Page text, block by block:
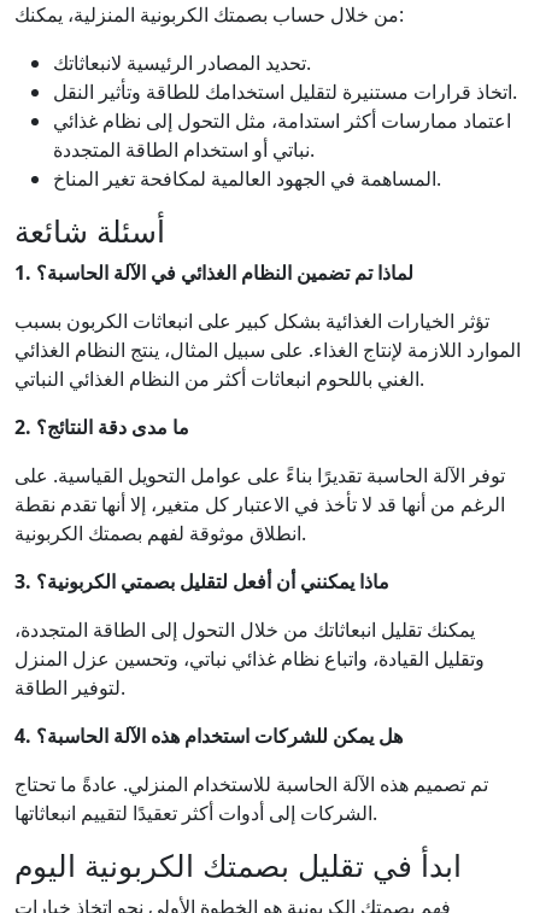
من خلال حساب بصمتك الكربونية المنزلية، يمكنك:
تحديد المصادر الرئيسية لانبعاثاتك.
اتخاذ قرارات مستنيرة لتقليل استخدامك للطاقة وتأثير النقل.
اعتماد ممارسات أكثر استدامة، مثل التحول إلى نظام غذائي
نباتي أو استخدام الطاقة المتجددة.
المساهمة في الجهود العالمية لمكافحة تغير المناخ.
أسئلة شائعة
1. لماذا تم تضمين النظام الغذائي في الآلة الحاسبة؟
تؤثر الخيارات الغذائية بشكل كبير على انبعاثات الكربون بسبب
الموارد اللازمة لإنتاج الغذاء. على سبيل المثال، ينتج النظام الغذائي
الغني باللحوم انبعاثات أكثر من النظام الغذائي النباتي.
2. ما مدى دقة النتائج؟
توفر الآلة الحاسبة تقديرًا بناءً على عوامل التحويل القياسية. على
الرغم من أنها قد لا تأخذ في الاعتبار كل متغير، إلا أنها تقدم نقطة
انطلاق موثوقة لفهم بصمتك الكربونية.
3. ماذا يمكنني أن أفعل لتقليل بصمتي الكربونية؟
يمكنك تقليل انبعاثاتك من خلال التحول إلى الطاقة المتجددة،
وتقليل القيادة، واتباع نظام غذائي نباتي، وتحسين عزل المنزل
لتوفير الطاقة.
4. هل يمكن للشركات استخدام هذه الآلة الحاسبة؟
تم تصميم هذه الآلة الحاسبة للاستخدام المنزلي. عادةً ما تحتاج
الشركات إلى أدوات أكثر تعقيدًا لتقييم انبعاثاتها.
ابدأ في تقليل بصمتك الكربونية اليوم
فهم بصمتك الكربونية هو الخطوة الأولى نحو اتخاذ خيارات